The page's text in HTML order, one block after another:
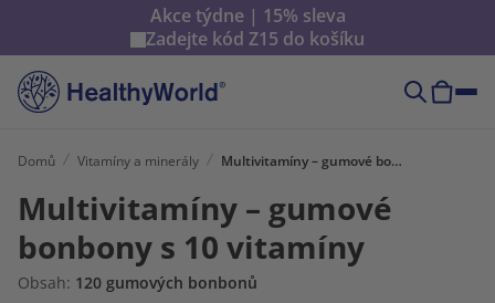
Akce týdne | 15% sleva
Zadejte kód Z15 do košíku
Domů Vitamíny a minerály Multivitamíny – gumové bonbony s 10 vitamíny
Multivitamíny – gumové
bonbony s 10 vitamíny
Obsah: 120 gumových bonbonů